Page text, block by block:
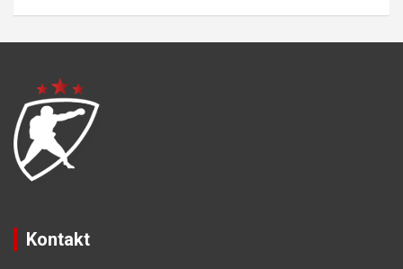
Kontakt